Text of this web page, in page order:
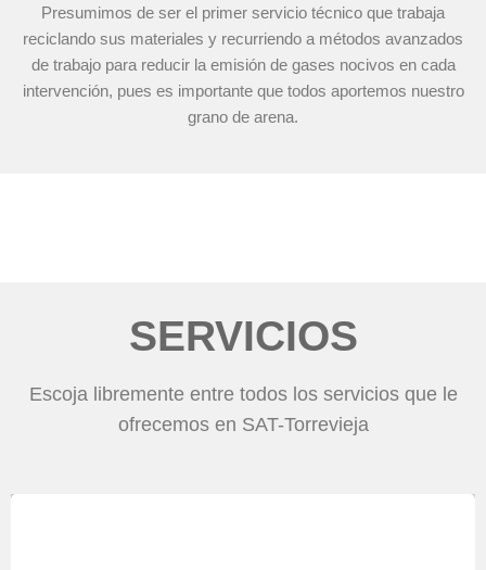
Presumimos de ser el primer servicio técnico que trabaja
reciclando sus materiales y recurriendo a métodos avanzados
de trabajo para reducir la emisión de gases nocivos en cada
intervención, pues es importante que todos aportemos nuestro
grano de arena.
SERVICIOS
Escoja libremente entre todos los servicios que le
ofrecemos en SAT-Torrevieja